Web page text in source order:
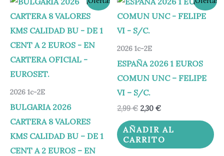
2026 1c-2E
BULGARIA 2026
CARTERA 8 VALORES
KMS CALIDAD BU – DE 1
CENT A 2 EUROS – EN
precio
original
era:
75,00 €.
precio
actual
es:
64,99 €.
2026 1c-2E
ESPAÑA 2026 1 EUROS
COMUN UNC – FELIPE
VI – S/C.
2,99€
precio
original
era:
2,99 €.
2,30 €
precio
actual
AÑADIR AL
CARRITO